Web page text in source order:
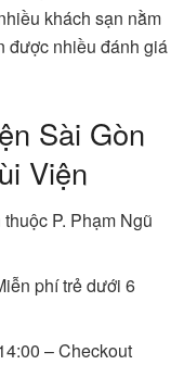
khách sạn nằm
được nhiều đánh giá
Sài Gòn
Viện
P. Phạm Ngũ
phí trẻ dưới 6
– Checkout